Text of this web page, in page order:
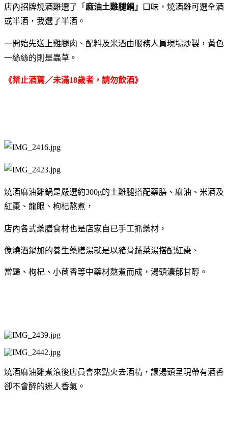
店內招牌燒酒雞選了「 麻油土雞腿鍋」 口味， 燒酒雞可選全酒
或半酒，我選了半酒。
一開始先送上雞腿肉、配料及米酒由服務人員現場炒製， 黃色
一絲絲的則是蟲草。
《禁止酒駕／未滿18歲者，請勿飲酒》
燒酒麻油雞鍋是嚴選約300g的土雞腿搭配藥膳、麻油、米酒及
紅棗、龍眼、枸杞熬煮，
店內各式藥膳食材也是店家自已手工抓藥材，
像燒酒鍋加的養生藥膳湯就是以豬骨蔬菜湯搭配紅棗、
當歸、枸杞、小茴香等中藥材熬煮而成，湯頭濃郁甘醇。
燒酒麻油雞煮滾後店員會來點火去酒精， 讓湯頭呈現帶有酒香
卻不會醉的迷人香氣。